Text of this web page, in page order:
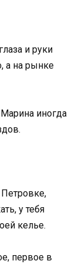
и руки
а на рынке
иногда
у тебя
келье.
первое в